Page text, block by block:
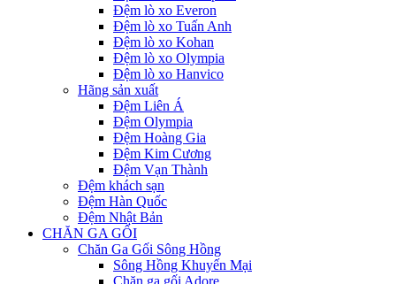
Đệm lò xo Everon
Đệm lò xo Tuấn Anh
Đệm lò xo Kohan
Đệm lò xo Olympia
Đệm lò xo Hanvico
Hãng sản xuất
Đệm Liên Á
Đệm Olympia
Đệm Hoàng Gia
Đệm Kim Cương
Đệm Vạn Thành
Đệm khách sạn
Đệm Hàn Quốc
Đệm Nhật Bản
CHĂN GA GỐI
Chăn Ga Gối Sông Hồng
Sông Hồng Khuyến Mại
Chăn ga gối Adore